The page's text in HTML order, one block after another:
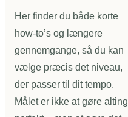
Her finder du både korte
how-to’s og længere
gennemgange, så du kan
vælge præcis det niveau,
der passer til dit tempo.
Målet er ikke at gøre alting